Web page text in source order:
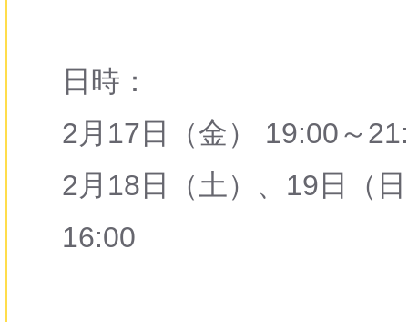
日時：
2月17日（金） 19:00～
2月18日（土）、19日（
16:00